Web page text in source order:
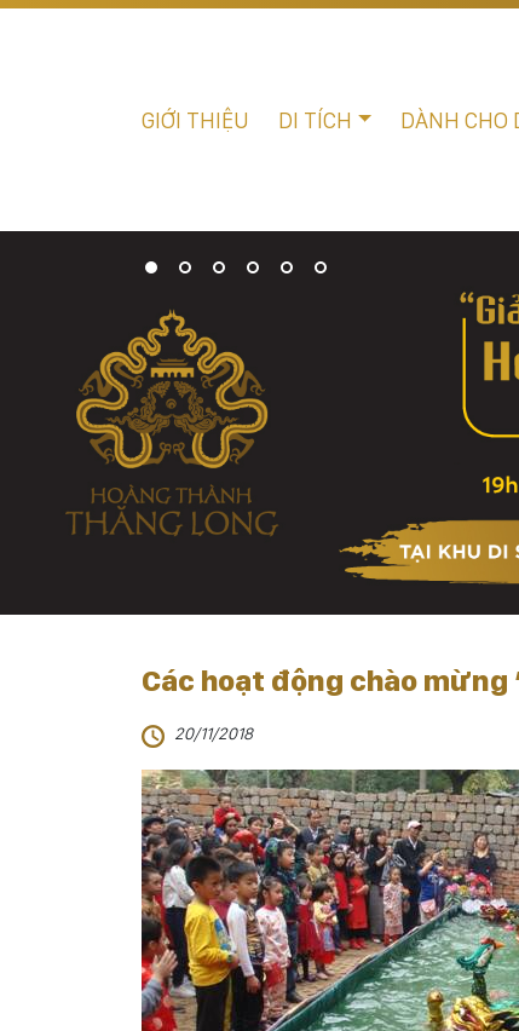
GIỚI THIỆU DI TÍCH DÀNH CHO
Các hoạt động chào mừng
20/11/2018